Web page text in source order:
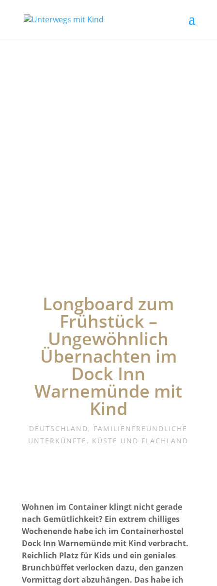
Longboard zum
Frühstück –
Ungewöhnlich
Übernachten im
Dock Inn
Warnemünde mit
Kind
DEUTSCHLAND , FAMILIENFREUNDLICHE
UNTERKÜNFTE , KÜSTE UND FLACHLAND
Wohnen im Container klingt nicht gerade
nach Gemütlichkeit? Ein extrem chilliges
Wochenende habe ich im Containerhostel
Dock Inn Warnemünde mit Kind verbracht.
Reichlich Platz für Kids und ein geniales
Brunchbüffet verlocken dazu, den ganzen
Vormittag dort abzuhängen. Das habe ich